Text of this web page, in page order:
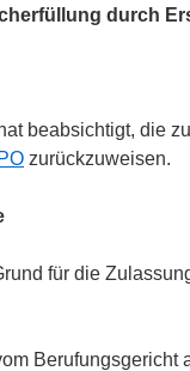
durch
beabsichtigt, die
zurückzuweisen.
für die
Berufungsgericht